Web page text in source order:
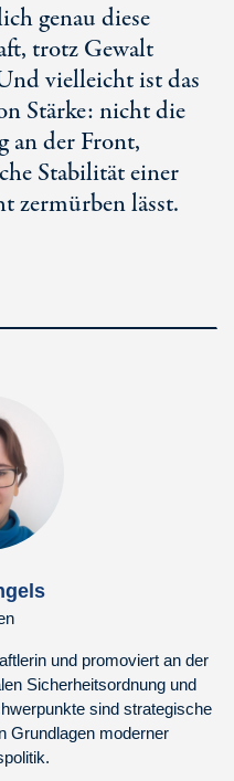
genau diese
trotz Gewalt
vielleicht ist das
Stärke: nicht die
an der Front,
Stabilität einer
zermürben lässt.
und promoviert an der
Sicherheitsordnung und
sind strategische
Grundlagen moderner